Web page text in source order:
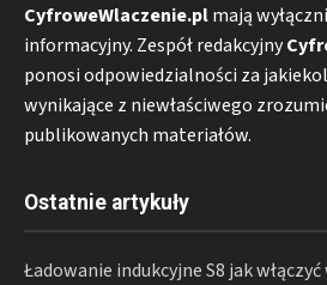
CyfroweWlaczenie.plmają
informacyjny. Zespół redakcyjny
ponosi odpowiedzialności za
wynikające z niewłaściwego
publikowanych materiałów.
Ostatnie artykuły
Ładowanie indukcyjne S8 jak